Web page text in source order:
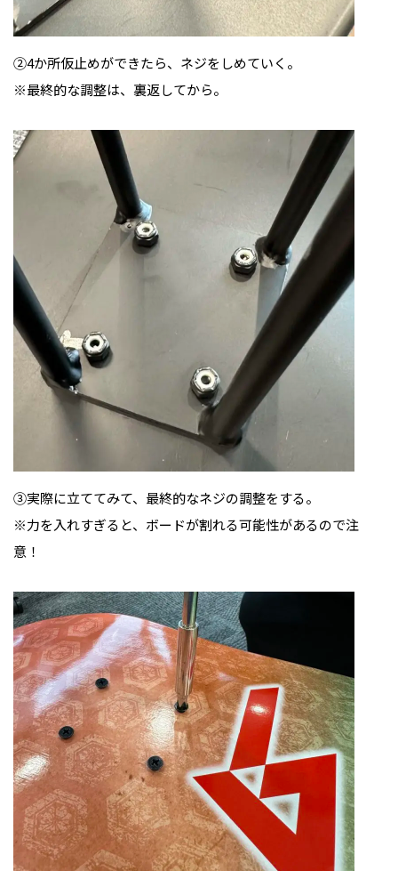
②4か所仮止めができたら、ネジをしめていく。
※最終的な調整は、裏返してから。
③実際に立ててみて、最終的なネジの調整をする。
※力を入れすぎると、ボードが割れる可能性があるので注
意！